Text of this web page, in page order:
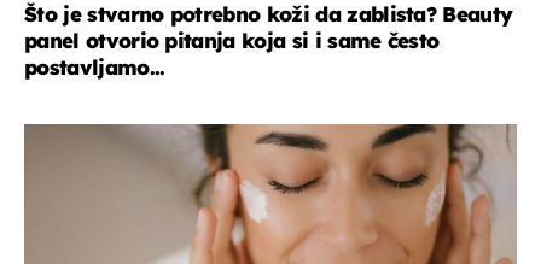
Što je stvarno potrebno koži da zablista? Beauty
panel otvorio pitanja koja si i same često
postavljamo...
moda & ljepota